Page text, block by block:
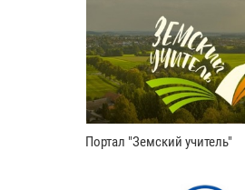
Портал "Земский учитель"